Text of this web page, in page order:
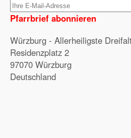
Pfarrbrief abonnieren
Würzburg - Allerheiligste
Residenzplatz 2
97070 Würzburg
Deutschland